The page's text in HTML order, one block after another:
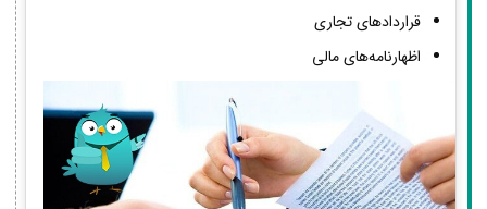
قراردادهای تجاری
اظهارنامه‌های مالی